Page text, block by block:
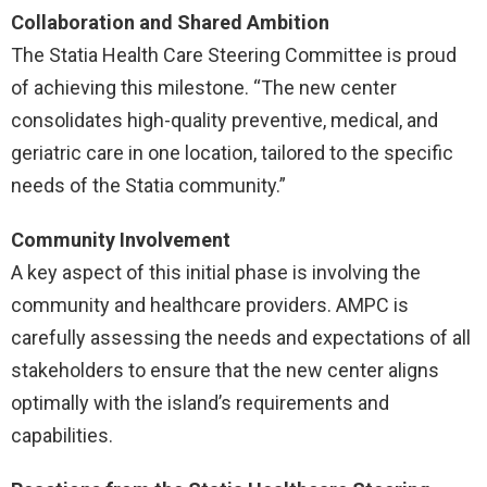
Collaboration and Shared Ambition
The Statia Health Care Steering Committee is proud
of achieving this milestone. “The new center
consolidates high-quality preventive, medical, and
geriatric care in one location, tailored to the specific
needs of the Statia community.”
Community Involvement
A key aspect of this initial phase is involving the
community and healthcare providers. AMPC is
carefully assessing the needs and expectations of all
stakeholders to ensure that the new center aligns
optimally with the island’s requirements and
capabilities.